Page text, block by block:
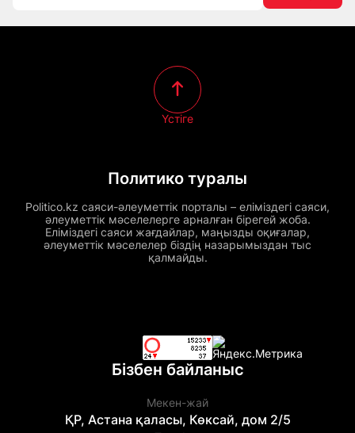
Политико туралы
Politico.kz саяси-әлеуметтік порталы – еліміздегі саяси,
әлеуметтік мәселелерге арналған бірегей жоба.
Еліміздегі саяси жағдайлар, маңызды оқиғалар,
әлеуметтік мәселелер біздің назарымыздан тыс
қалмайды.
Үстіге
Бізбен байланыс
Мекен-жай
ҚР, Астана қаласы, Көксай, дом 2/5